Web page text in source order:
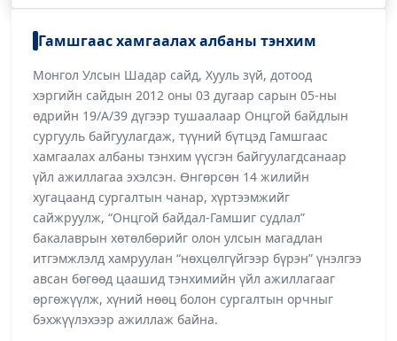
Гамшгаас хамгаалах албаны тэнхим
Монгол Улсын Шадар сайд, Хууль зүй, дотоод
хэргийн сайдын 2012 оны 03 дугаар сарын 05-ны
өдрийн 19/А/39 дүгээр тушаалаар Онцгой байдлын
сургууль байгуулагдаж, түүний бүтцэд Гамшгаас
хамгаалах албаны тэнхим үүсгэн байгуулагдсанаар
үйл ажиллагаа эхэлсэн. Өнгөрсөн 14 жилийн
хугацаанд сургалтын чанар, хүртээмжийг
сайжруулж, “Онцгой байдал-Гамшиг судлал”
бакалаврын хөтөлбөрийг олон улсын магадлан
итгэмжлэлд хамруулан “нөхцөлгүйгээр бүрэн” үнэлгээ
авсан бөгөөд цаашид тэнхимийн үйл ажиллагааг
өргөжүүлж, хүний нөөц болон сургалтын орчныг
бэхжүүлэхээр ажиллаж байна.